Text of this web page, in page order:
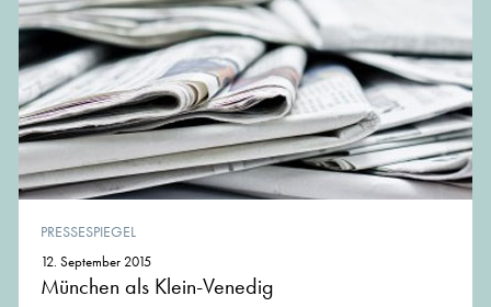
PRESSESPIEGEL
12. September 2015
München als Klein-Venedig